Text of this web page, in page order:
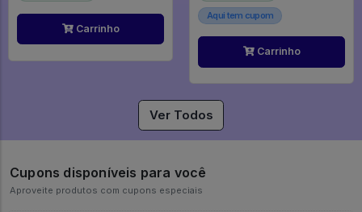
Carrinho
Aqui tem cupom
Carrinho
Ver Todos
Cupons disponíveis para você
Aproveite produtos com cupons especiais